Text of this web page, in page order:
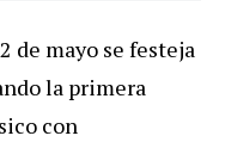
de mayo se festeja
la primera
con